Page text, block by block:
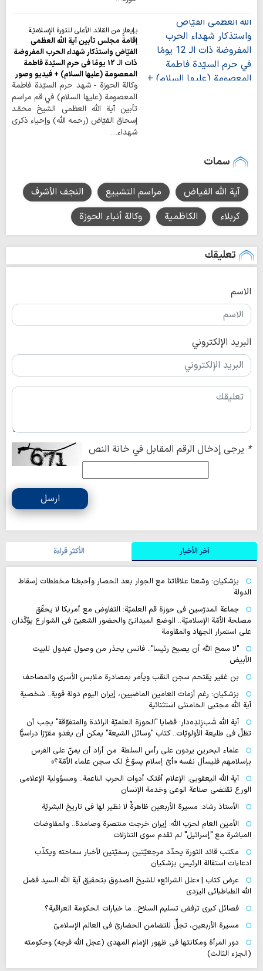
بإيعازٍ من القائد الأعلى للثورة الإسلاميّة..
إقامة مجلس تأبين آية اللّه العظمى
الفيّاض واستذكار شهداء الحرب المفروضة
ذات الـ 12 يومًا في حرم السيّدة فاطمة
المعصومة (عليها السلام) + فيديو وصور
وكالة الحوزة - شهد حرم السيّدة فاطمة
المعصومة (عليها السلام) في قم مراسم
تأبين آية اللّه العظمى الشيخ محمّد
إسحاق الفيّاض (رحمه اللّه) وإحياء ذكرى
شهداء…
سمات
آية الله الفياض مراسم التشييع
النجف الأشرف
كربلاء
الكاظمية وكالة أنباء الحوزة
تعليقك
الاسم
البريد الإلكتروني
* يرجى إدخال الرقم المقابل في خانة النص
ارسل
آخر الأخبار الأکثر قراءة
بزشكيان: وسّعنا علاقاتنا مع الجوار بعد الحصار وأحبطنا مخططات إسقاط
الدولة
جماعة المدرّسين في حوزة قم العلميّة: التفاوض مع أمريكا لا يحقّق
مصلحة الأمّة الإسلاميّة.. الوضع الميدانيّ والحضور الشعبيّ في الشوارع يؤكّدان
على استمرار الجهاد والمقاومة
"لا سمح الله أن يصبح رئيسا".. فانس يحذر من وصول عبدول للبيت
الأبيض
بن غفير يقتحم سجن النقب ويأمر بمصادرة ملابس الأسرى والمصاحف
بزشكيان: رغم أزمات العامين الماضيين، إيران اليوم دولة قوية.. شخصية
آية الله مجتبى الخامنئي استثنائية
آية اللّه شَب‌زِندِه‌دار: قضايا "الحوزة العلميّة الرائدة والمتفوّقة" يجب أن
تظلّ في طليعة الأولويّات.. كتاب "وسائل الشيعة" يمكن أن يغدو مقرّرًا دراسيًّا
علماء البحرين يردون على رأس السلطة: من أراد أن يمنّ على الفرس
بإسلامهم فليسأل نفسه «أيّ إسلام يسوّغ لك سجن علماء الأمّة؟»
آية الله اليعقوبي: الإعلام أفتك أدوات الحرب الناعمة.. ومسؤولية الإعلامي
الورع تقتضي صناعة الوعي وخدمة الإنسان
الأستاذ رشاد: مسيرة الأربعين ظاهرةٌ لا نظير لها في تاريخ البشريّة
الأمين العام لحزب الله: إيران خرجت منتصرة وصامدة.. والمفاوضات
المباشرة مع "إسرائيل" لم تقدم سوى التنازلات
مكتب قائد الثورة يحدّد مرجعيّتين رسميّتين لأخبار سماحته ويكذّب
ادعاءات استقالة الرئيس بزشكيان
عرض كتاب | «علل الشرائع» للشيخ الصدوق بتحقيق آية الله السيد فضل
الله الطباطبائي اليزدي
فصائل كبرى ترفض تسليم السلاح.. ما خيارات الحكومة العراقية؟
مسيرة الأربعين، تجلٍّ للتضامن الحضاريّ في العالم الإسلاميّ
دور المرأة ومكانتها في ظهور الإمام المهدي (عجل الله فرجه) وحكومته
(الجزء الثالث)